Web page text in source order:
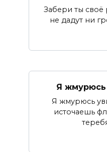
Забери ты своё
не дадут ни
Я жмурюсь
Я жмурюсь
источаешь